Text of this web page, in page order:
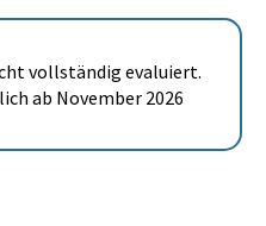
vollständig evaluiert.
ab November 2026